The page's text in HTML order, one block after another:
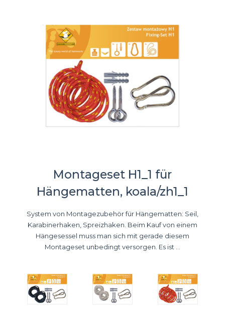
Montageset H1_1 für
Hängematten, koala/zh1_1
System von Montagezubehör für Hängematten: Seil,
Karabinerhaken, Spreizhaken. Beim Kauf von einem
Hängesessel muss man sich mit gerade diesem
Montageset unbedingt versorgen. Es ist ...